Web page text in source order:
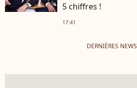
5 chiffres !
17:41
DERNIÈRES NEWS